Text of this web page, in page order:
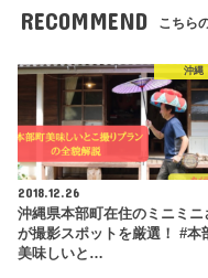
RECOMMEND こちら
沖縄
2018.12.26
沖縄県本部町在住のミニミニ
が撮影スポットを厳選！ #本
美味しいと…